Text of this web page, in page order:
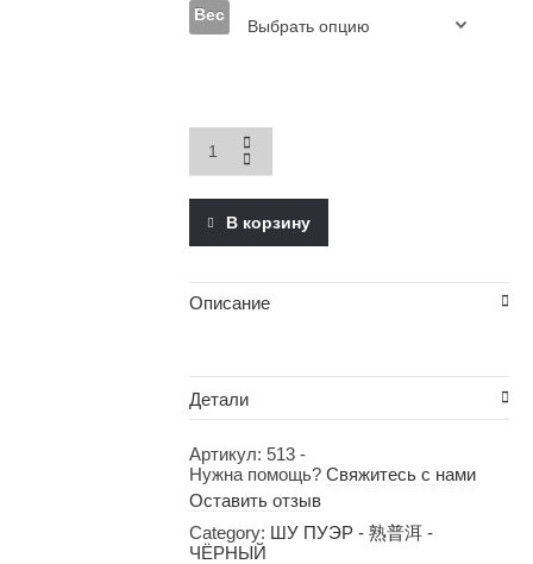
Вес
Мэнхай
Чун
2012,
фаб.
Мэнхай
海
班
章)
quantity
В корзину
Описание
Детали
Вес
Блин 357 гр
Артикул: 513-
Нужна помощь? Свяжитесь с нами
Оставить отзыв
Category: ШУ ПУЭР - 熟普洱 -
ЧЁРНЫЙ